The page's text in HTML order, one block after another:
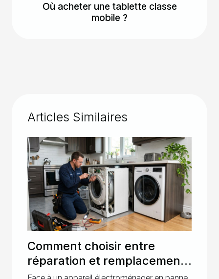
Où acheter une tablette classe
mobile ?
Articles Similaires
Comment choisir entre
réparation et remplacement
pour votre électroménager ?